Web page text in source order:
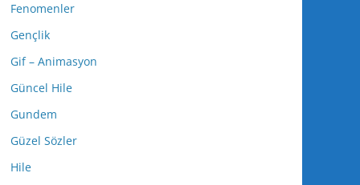
Fenomenler
Gençlik
Gif – Animasyon
Güncel Hile
Gundem
Güzel Sözler
Hile